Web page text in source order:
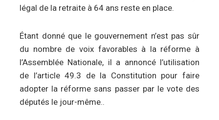
légal de la retraite à 64 ans reste en place.
Étant donné que le gouvernement n’est pas sûr
du nombre de voix favorables à la réforme à
l’Assemblée Nationale, il a annoncé l’utilisation
de l’article 49.3 de la Constitution pour faire
adopter la réforme sans passer par le vote des
députés le jour-même..